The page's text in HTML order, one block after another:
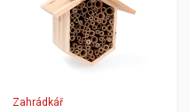
Zahrádkář